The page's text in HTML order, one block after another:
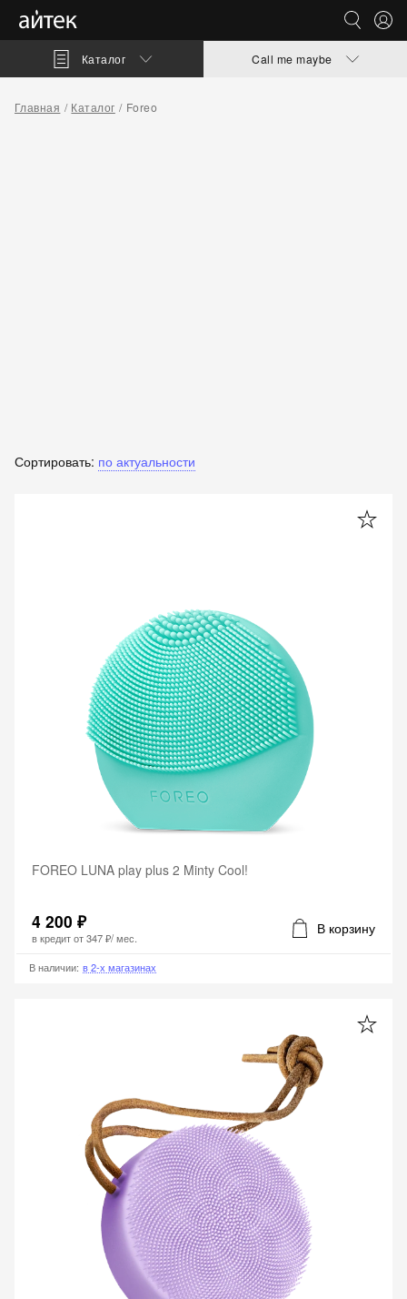
Call me maybe
Главная Каталог Foreo
Каталог
Сортировать: по актуальности
FOREO LUNA play plus 2 Minty Cool!
4 200 ₽
в кредит от347 ₽/ мес.
В корзину
В наличии: в 2-х магазинах